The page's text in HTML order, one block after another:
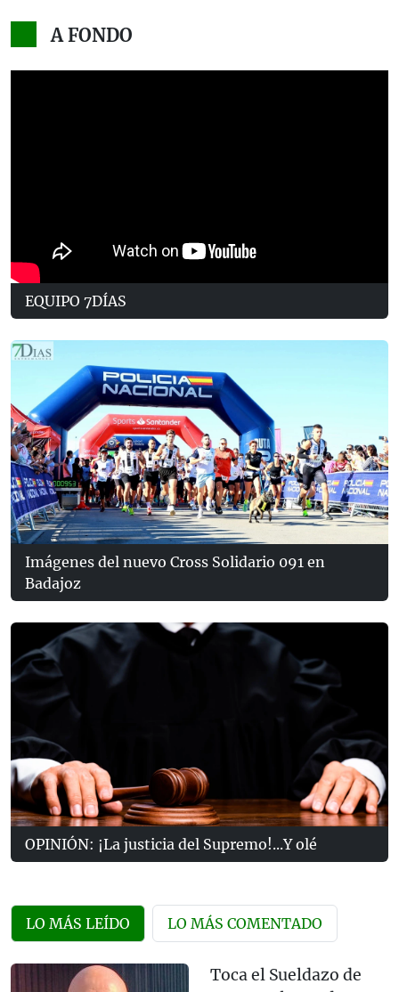
A FONDO
EQUIPO 7DÍAS
Imágenes del nuevo Cross Solidario 091 en
Badajoz
OPINIÓN: ¡La justicia del Supremo!...Y olé
LO MÁS LEÍDO LO MÁS COMENTADO
Toca el Sueldazo de